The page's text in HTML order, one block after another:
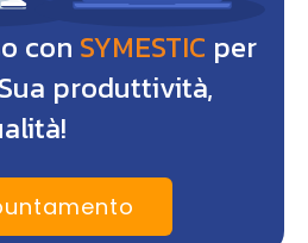
con SYMESTIC per
produttività,